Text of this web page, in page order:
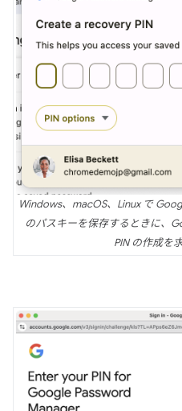
Windows、macOS、Linux で
のパスキーを保存するときに、
PIN の作成を